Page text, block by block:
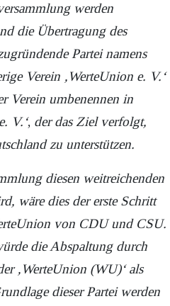
werden
die Übertragung des
Partei namens
Verein ‚WerteUnion e. V.‘
Verein umbenennen in
V.‘, der das Ziel verfolgt,
zu unterstützen.
diesen weitreichenden
wäre dies der erste Schritt
von CDU und CSU.
die Abspaltung durch
‚WerteUnion (WU)‘als
dieser Partei werden